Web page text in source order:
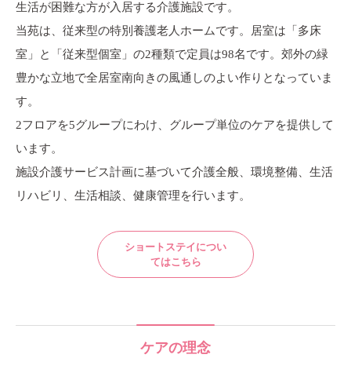
生活が困難な方が入居する介護施設です。
当苑は、従来型の特別養護老人ホームです。居室は「多床
室」と「従来型個室」の2種類で定員は98名です。郊外の緑
豊かな立地で全居室南向きの風通しのよい作りとなっていま
す。
2フロアを5グループにわけ、グループ単位のケアを提供して
います。
施設介護サービス計画に基づいて介護全般、環境整備、生活
リハビリ、生活相談、健康管理を行います。
ショートステイについ
てはこちら
ケアの理念